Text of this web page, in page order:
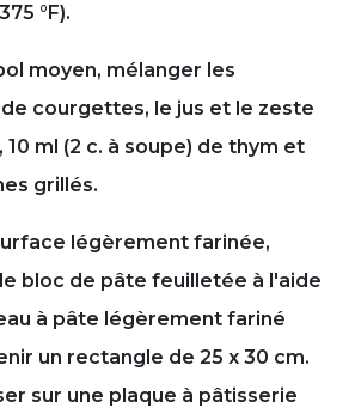
°F).
moyen, mélanger les
courgettes, le jus et le zeste
ml (2 c. à soupe) de thym et
grillés.
légèrement farinée,
bloc de pâte feuilletée à l'aide
à pâte légèrement fariné
un rectangle de 25 x 30 cm.
sur une plaque à pâtisserie